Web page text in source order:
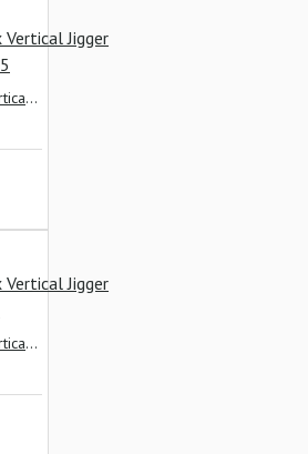
Балансир Karismax Vertical Jigger № 3 60 мм 13 гр #S15
Балансир Karismax Vertical Jigger № 3 60 мм 13 гр #S2